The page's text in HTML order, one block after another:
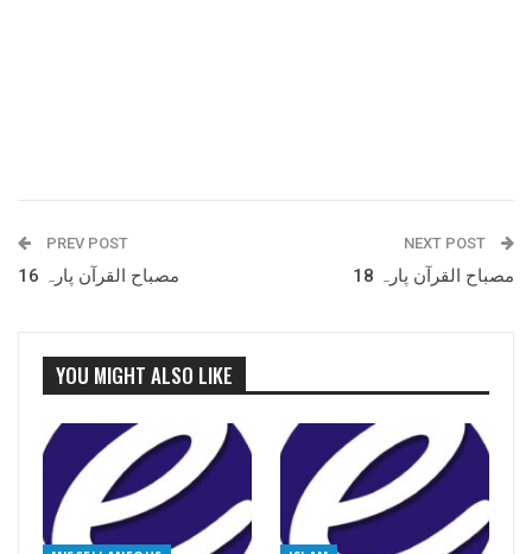
PREV POST
مصباح القرآن پارہ 16
NEXT POST
مصباح القرآن پارہ 18
YOU MIGHT ALSO LIKE